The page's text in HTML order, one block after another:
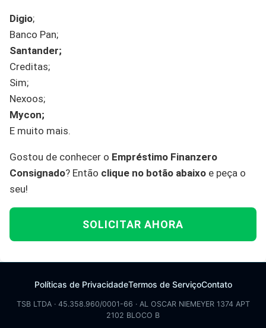
Digio;
Banco Pan;
Santander;
Creditas;
Sim;
Nexoos;
Mycon;
E muito mais.
Gostou de conhecer o Empréstimo Finanzero
Consignado? Então clique no botão abaixo e peça o
seu!
SOLICITAR AHORA
Políticas de PrivacidadeTermos de ServiçoContato
TSB LTDA · 45.358.960/0001-66 · AL OSCAR NIEMEYER 1374 APT
2102 BLOCO B